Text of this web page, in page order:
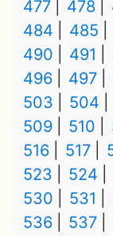
477 478
484
485
490
491
496
497
503
504
509
510
516
517
523
524
530
531
536
537